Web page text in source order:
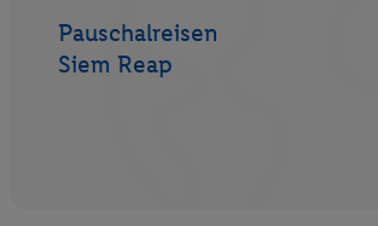
Pauschalreisen
Siem Reap